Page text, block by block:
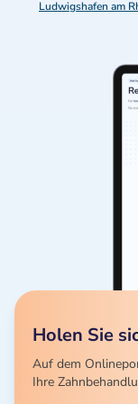
Ludwigshafen am
Holen Sie
Auf dem
Ihre